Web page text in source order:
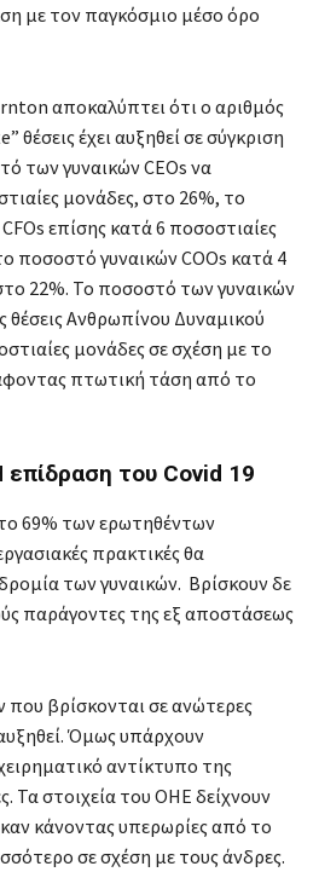
με τον παγκόσμιο μέσο όρο
αποκαλύπτει ότι ο αριθμός
θέσεις έχει αυξηθεί σε σύγκριση
των γυναικών CEOs να
μονάδες, στο 26%, το
επίσης κατά 6 ποσοστιαίες
ποσοστό γυναικών COOs κατά 4
22%. Το ποσοστό των γυναικών
θέσεις Ανθρωπίνου Δυναμικού
μονάδες σε σχέση με το
πτωτική τάση από το
επίδραση του Covid 19
69% των ερωτηθέντων
πρακτικές θα
των γυναικών. Βρίσκουν δε
παράγοντες της εξ αποστάσεως
που βρίσκονται σε ανώτερες
αυξηθεί. Όμως υπάρχουν
αντίκτυπο της
Τα στοιχεία του ΟΗΕ δείχνουν
κάνοντας υπερωρίες από το
σε σχέση με τους άνδρες.